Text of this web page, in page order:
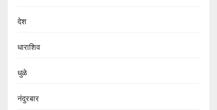
देश
धाराशिव
धुळे
नंदुरबार